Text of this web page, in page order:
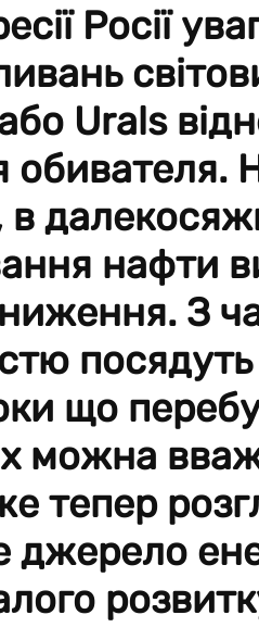
Росії
Urals
обивателя.
нафти
З
що
можна
тепер